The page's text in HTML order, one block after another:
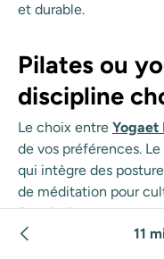
et durable.
Pilates ou
discipline
Le choix entre Yogaet
de vos préférences.
qui intègre des
de méditation pour
l'esprit. Il apporte une
souplesse ainsi que la
11